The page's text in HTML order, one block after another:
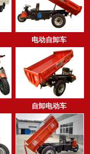
电动自卸车
自卸电动车